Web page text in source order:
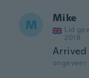
M Mike
Lid
2018
Arrived
ongeveer